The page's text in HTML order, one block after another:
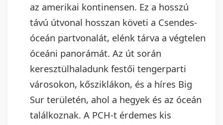
az amerikai kontinensen. Ez a hosszú
távú útvonal hosszan követi a Csendes-
óceán partvonalát, elénk tárva a végtelen
óceáni panorámát. Az út során
keresztülhaladunk festői tengerparti
városokon, kősziklákon, és a híres Big
Sur területén, ahol a hegyek és az óceán
találkoznak. A PCH-t érdemes kis